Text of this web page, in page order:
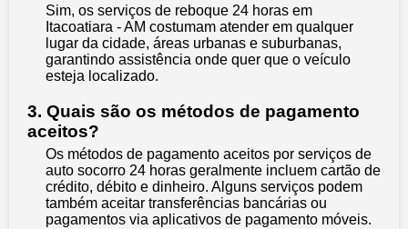
Sim, os serviços de reboque 24 horas em
Itacoatiara - AM costumam atender em qualquer
lugar da cidade, áreas urbanas e suburbanas,
garantindo assistência onde quer que o veículo
esteja localizado.
3. Quais são os métodos de pagamento
aceitos?
Os métodos de pagamento aceitos por serviços de
auto socorro 24 horas geralmente incluem cartão de
crédito, débito e dinheiro. Alguns serviços podem
também aceitar transferências bancárias ou
pagamentos via aplicativos de pagamento móveis.